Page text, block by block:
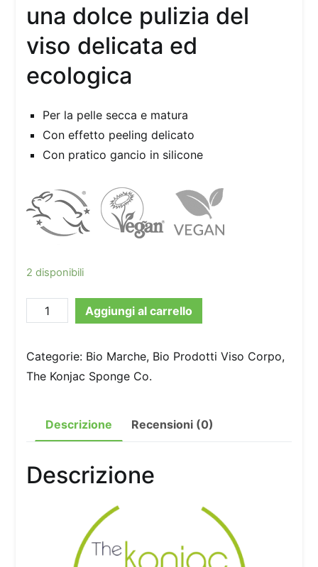
una dolce pulizia del
viso delicata ed
ecologica
Per la pelle secca e matura
Con effetto peeling delicato
Con pratico gancio in silicone
2 disponibili
Spugna
Viso
Mythical
Mermaid
quantità
Aggiungi al carrello
Categorie: Bio Marche, Bio Prodotti Viso Corpo,
The Konjac Sponge Co.
Descrizione Recensioni (0)
Descrizione